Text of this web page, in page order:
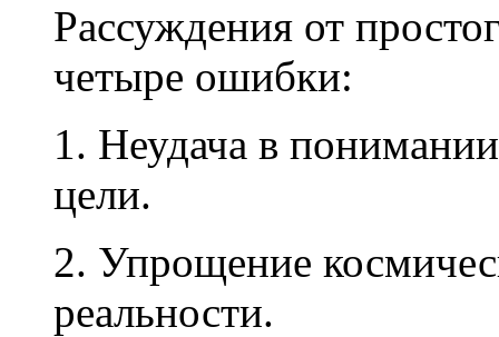
Рассуждения от
четыре ошибки:
1. Неудача в
цели.
2. Упрощение
реальности.